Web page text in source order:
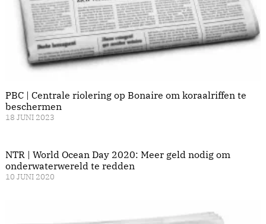
PBC | Centrale riolering op Bonaire om koraalriffen te
beschermen
18 JUNI 2023
NTR | World Ocean Day 2020: Meer geld nodig om
onderwaterwereld te redden
10 JUNI 2020